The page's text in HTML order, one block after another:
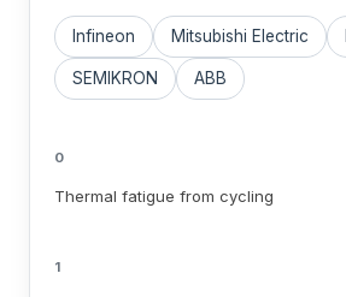
Infineon Mitsubishi Electric
SEMIKRON ABB
0
Thermal fatigue from cycling
1